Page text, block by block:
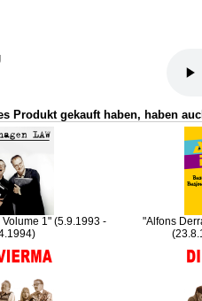
Produkt gekauft haben, haben
1" (5.9.1993 -
"Alfons